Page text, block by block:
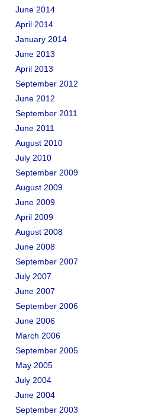
June 2014
April 2014
January 2014
June 2013
April 2013
September 2012
June 2012
September 2011
June 2011
August 2010
July 2010
September 2009
August 2009
June 2009
April 2009
August 2008
June 2008
September 2007
July 2007
June 2007
September 2006
June 2006
March 2006
September 2005
May 2005
July 2004
June 2004
September 2003